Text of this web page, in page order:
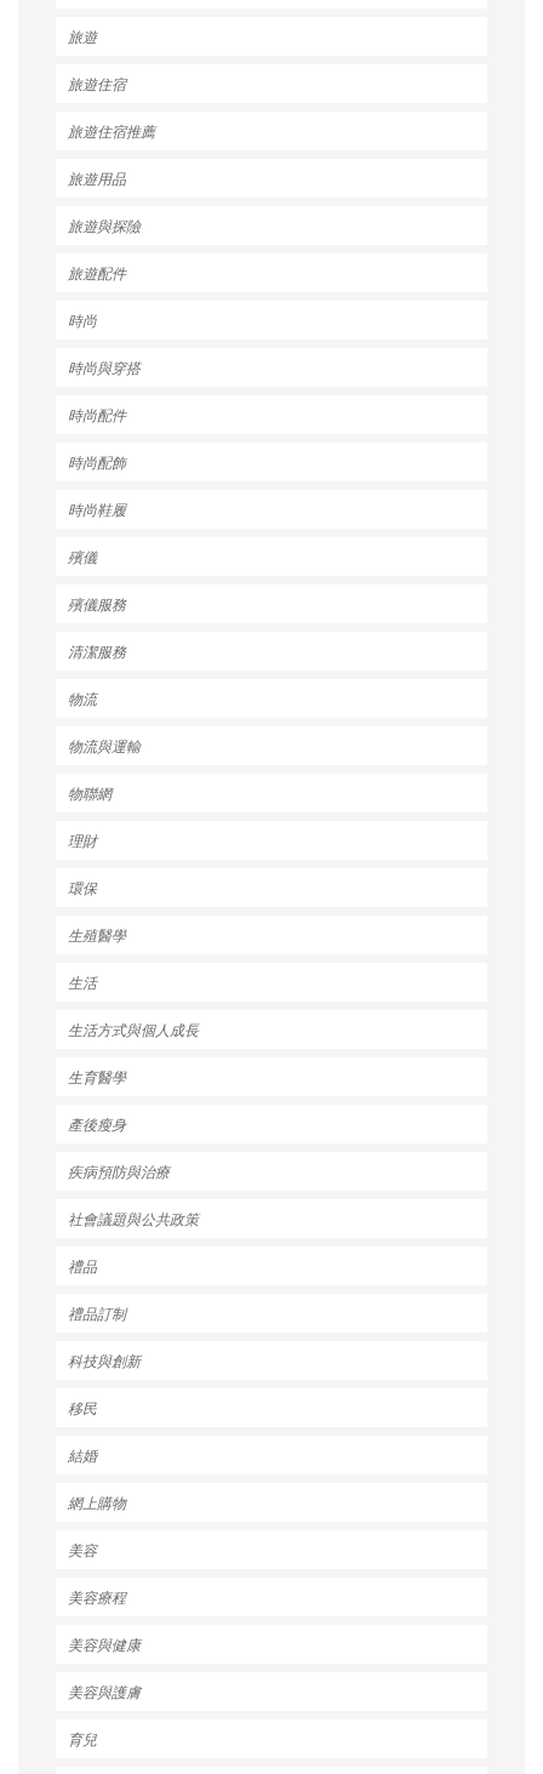
旅遊
旅遊住宿
旅遊住宿推薦
旅遊用品
旅遊與探險
旅遊配件
時尚
時尚與穿搭
時尚配件
時尚配飾
時尚鞋履
殯儀
殯儀服務
清潔服務
物流
物流與運輸
物聯網
理財
環保
生殖醫學
生活
生活方式與個人成長
生育醫學
產後瘦身
疾病預防與治療
社會議題與公共政策
禮品
禮品訂制
科技與創新
移民
結婚
網上購物
美容
美容療程
美容與健康
美容與護膚
育兒